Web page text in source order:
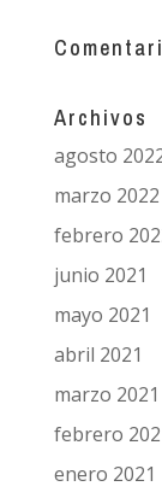
Archivos
agosto
marzo 2022
febrero
junio 2021
mayo 2021
abril 2021
marzo 2021
febrero
enero 2021